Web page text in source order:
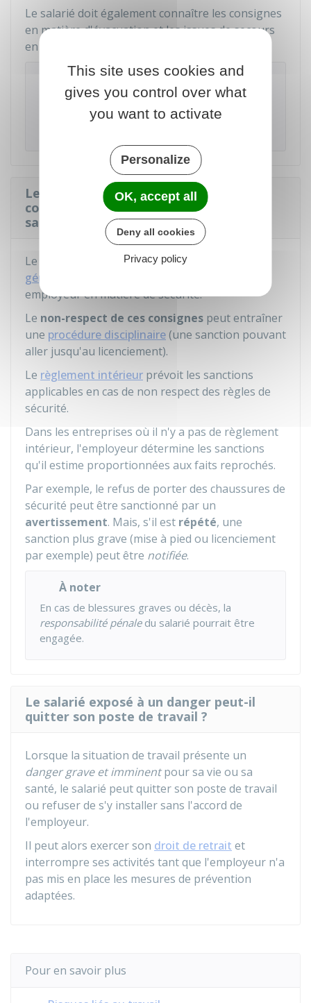
Le salarié doit également connaître les consignes
en matière d'évacuation et les issues de secours
en cas d'incendie.
À noter
Les mesures prises par l'employeur ne doivent
entraîner aucune charge financière pour le
Le salarié qui ne respecte pas les
consignes de sécurité peut-il être
sanctionné ?
Le salarié doit respecter lesinstructions
générales et particulières
employeur en matière de sécurité.
Le non-respect de ces consignes peut entraîner
une procédure disciplinaire(une sanction pouvant
aller jusqu'au licenciement).
Le règlement intérieur prévoit les sanctions
applicables en cas de non respect des règles de
sécurité.
Dans les entreprises où il n'y a pas de règlement
intérieur, l'employeur détermine les sanctions
qu'il estime proportionnées aux faits reprochés.
Par exemple, le refus de porter des chaussures de
sécurité peut être sanctionné par un
avertissement. Mais, s'il est répété, une
sanction plus grave (mise à pied ou licenciement
par exemple) peut être notifiée.
À noter
En cas de blessures graves ou décès, la
responsabilité pénaledu salarié pourrait être
engagée.
Le salarié exposé à un danger peut-il
quitter son poste de travail ?
Lorsque la situation de travail présente un
danger grave et imminentpour sa vie ou sa
santé, le salarié peut quitter son poste de travail
ou refuser de s'y installer sans l'accord de
l'employeur.
Il peut alors exercer son droit de retrait et
interrompre ses activités tant que l'employeur n'a
pas mis en place les mesures de prévention
adaptées.
Pour en savoir plus
This site uses cookies and
gives you control over what
you want to activate
Personalize
OK, accept all
Deny all cookies
Privacy policy